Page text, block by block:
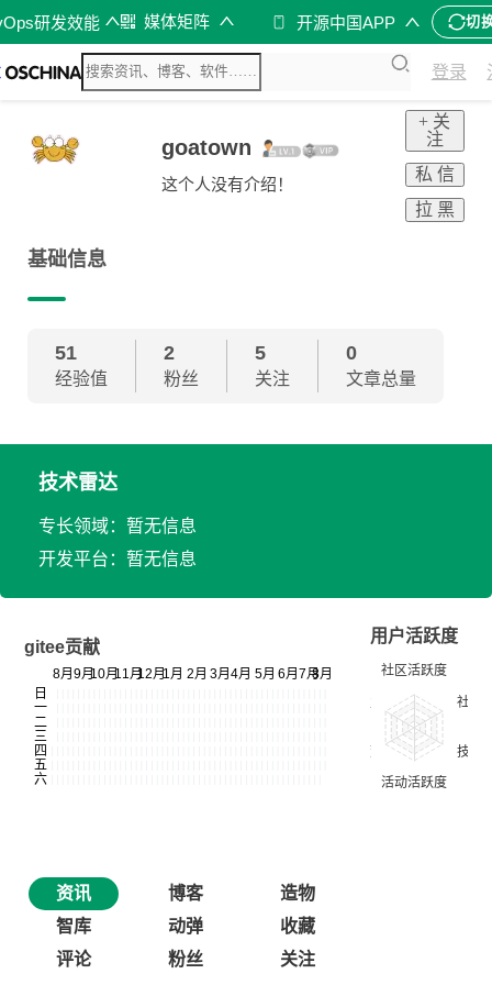
研发效能 媒体矩阵 开源中国APP 切
登录
goatown
这个人没有介绍！
+ 关
注
私 信
拉 黑
基础信息
51
经验值
2
粉丝
5
关注
0
文章总量
技术雷达
专长领域：暂无信息
开发平台：暂无信息
gitee贡献
用户活跃度
资讯 博客
造物
智库
动弹
收藏
评论
粉丝 关注